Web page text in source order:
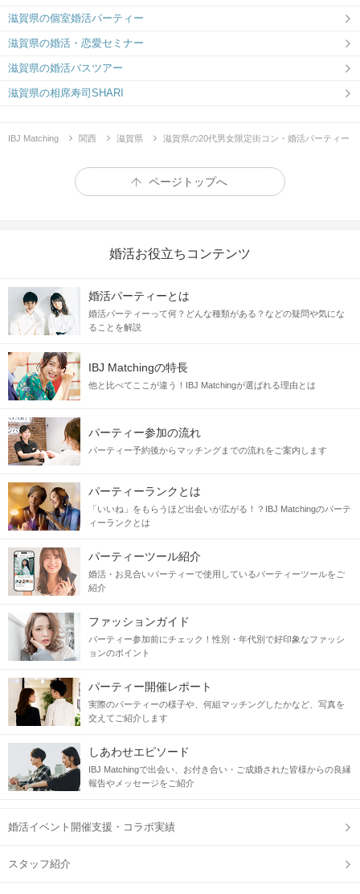
滋賀県の個室婚活パーティー
滋賀県の婚活・恋愛セミナー
滋賀県の婚活バスツアー
滋賀県の相席寿司SHARI
IBJ Matching 関西 滋賀県 滋賀県の20代男女限定街コン・婚活パーティー
ページトップへ
婚活お役立ちコンテンツ
婚活パーティーとは
婚活パーティーって何？どんな種類がある？などの疑問や気にな
ることを解説
IBJ Matchingの特長
他と比べてここが違う！IBJ Matchingが選ばれる理由とは
パーティー参加の流れ
パーティー予約後からマッチングまでの流れをご案内します
パーティーランクとは
「いいね」をもらうほど出会いが広がる！？IBJ Matchingのパーテ
ィーランクとは
パーティーツール紹介
婚活・お見合いパーティーで使用しているパーティーツールをご
紹介
ファッションガイド
パーティー参加前にチェック！性別・年代別で好印象なファッシ
ョンのポイント
パーティー開催レポート
実際のパーティーの様子や、何組マッチングしたかなど、写真を
交えてご紹介します
しあわせエピソード
IBJ Matchingで出会い、お付き合い・ご成婚された皆様からの良縁
報告やメッセージをご紹介
婚活イベント開催支援・コラボ実績
スタッフ紹介